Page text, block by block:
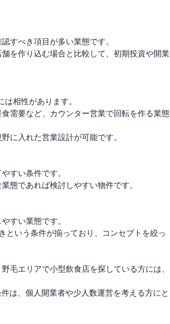
すべき項目が多い業態です。
を作り込む場合と比較して、初期投資や開業
相性があります。
需要など、カウンター営業で回転を作る業態
に入れた営業設計が可能です。
すい条件です。
態であれば検討しやすい物件です。
すい業態です。
という条件が揃っており、コンセプトを絞っ
毛エリアで小型飲食店を探している方には、
は、個人開業者や少人数運営を考える方にと